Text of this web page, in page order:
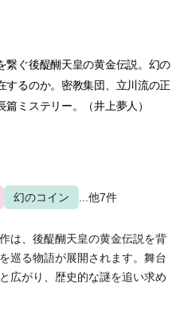
後醍醐天皇の黄金伝説。幻の
するのか。密教集団、立川流の正
ミステリー。（井上夢人）
幻のコイン ...他7件
は、後醍醐天皇の黄金伝説を背
巡る物語が展開されます。舞台
広がり、歴史的な謎を追い求め